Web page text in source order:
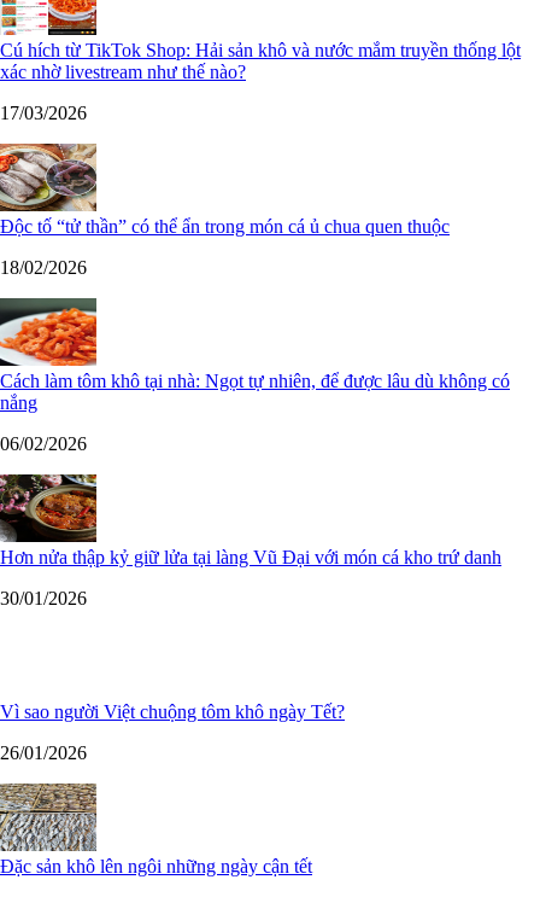
Cú hích từ TikTok Shop: Hải sản khô và nước mắm truyền thống lột
xác nhờ livestream như thế nào?
17/03/2026
Độc tố “tử thần” có thể ẩn trong món cá ủ chua quen thuộc
18/02/2026
Cách làm tôm khô tại nhà: Ngọt tự nhiên, để được lâu dù không có
nắng
06/02/2026
Hơn nửa thập kỷ giữ lửa tại làng Vũ Đại với món cá kho trứ danh
30/01/2026
Vì sao người Việt chuộng tôm khô ngày Tết?
26/01/2026
Đặc sản khô lên ngôi những ngày cận tết